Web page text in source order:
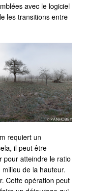
avec le logiciel
les transitions entre
requiert un
il peut être
pour atteindre le ratio
de la hauteur.
Cette opération peut